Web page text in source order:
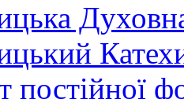
постійної